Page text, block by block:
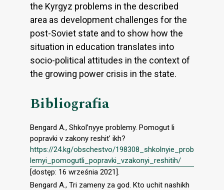
the Kyrgyz problems in the described
area as development challenges for the
post-Soviet state and to show how the
situation in education translates into
socio-political attitudes in the context of
the growing power crisis in the state.
Bibliografia
Bengard A., Shkol’nyye problemy. Pomogut li
popravki v zakony reshit’ ikh?
https://24.kg/obschestvo/198308_shkolnyie_prob
lemyi_pomogutli_popravki_vzakonyi_reshitih/
[dostęp: 16 września 2021].
Bengard A., Tri zameny za god. Kto uchit nashikh